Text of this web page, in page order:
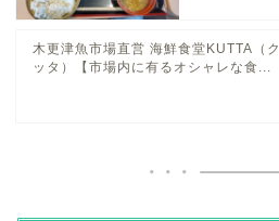
木更津魚市場直営 海鮮食堂KUTTA（ク
ッタ）【市場内に有るオシャレな食...